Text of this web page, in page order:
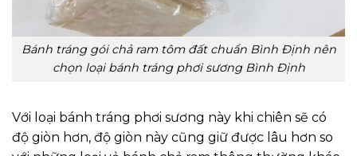
Bánh tráng gói chả ram tôm đất chuẩn Bình Định nên
chọn loại bánh tráng phơi sương Bình Định
Với loại bánh tráng phơi sương này khi chiên sẽ có
độ giòn hơn, độ giòn này cũng giữ được lâu hơn so